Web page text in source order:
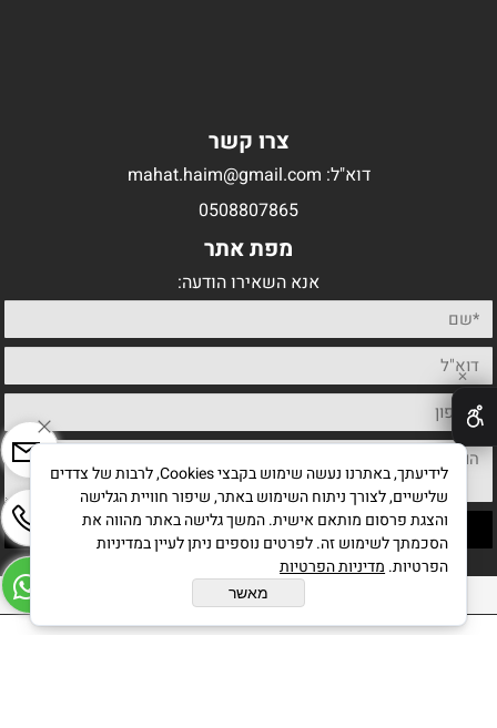
צרו קשר
דוא"ל: mahat.haim@gmail.com
0508807865
מפת אתר
אנא השאירו הודעה:
כל הזכויות שמורות לחיים מחט אמן ישראלי
✕
לידיעתך, באתרנו נעשה שימוש בקבצי Cookies, לרבות של צדדים
שלישיים, לצורך ניתוח השימוש באתר, שיפור חוויית הגלישה
והצגת פרסום מותאם אישית. המשך גלישה באתר מהווה את
הסכמתך לשימוש זה. לפרטים נוספים ניתן לעיין במדיניות
הפרטיות. מדיניות הפרטיות
מאשר